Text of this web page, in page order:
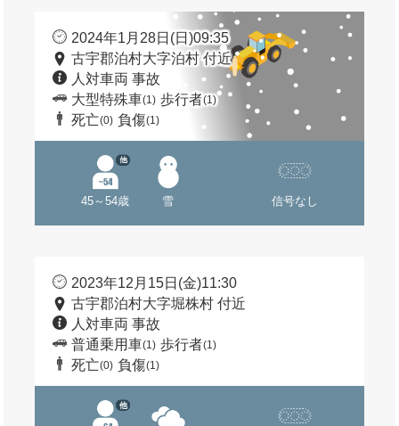
2024年1月28日(日)09:35
古宇郡泊村大字泊村 付近
人対車両 事故
大型特殊車(1) 歩行者(1)
死亡(0) 負傷(1)
45～54歳
他
雪 信号なし
2023年12月15日(金)11:30
古宇郡泊村大字堀株村 付近
人対車両 事故
普通乗用車(1) 歩行者(1)
死亡(0) 負傷(1)
他